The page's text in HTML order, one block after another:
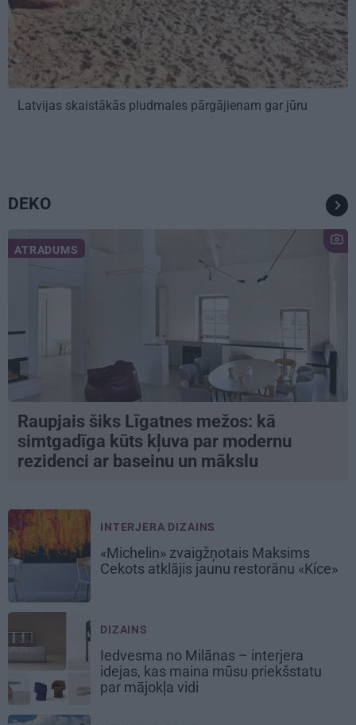
Latvijas skaistākās pludmales pārgājienam gar jūru
DEKO
ATRADUMS
Raupjais šiks Līgatnes mežos: kā
simtgadīga kūts kļuva par modernu
rezidenci ar baseinu un mākslu
INTERJERA DIZAINS
«Michelin» zvaigžņotais Maksims
Cekots atklājis jaunu restorānu «Kíce»
DIZAINS
Iedvesma no Milānas – interjera
idejas, kas maina mūsu priekšstatu
par mājokļa vidi